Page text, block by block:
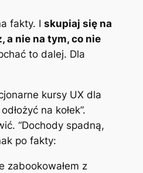
fakty. I skupiaj się na
a nie na tym, co nie
to dalej. Dla
kursy UX dla
na kołek”.
“Dochody spadną,
po fakty:
zabookowałem z